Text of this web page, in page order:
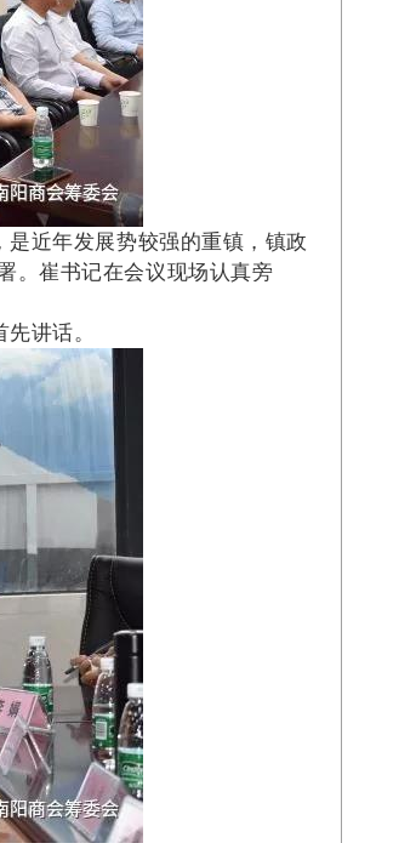
近年发展势较强的重镇，镇政
。崔书记在会议现场认真旁
讲话。